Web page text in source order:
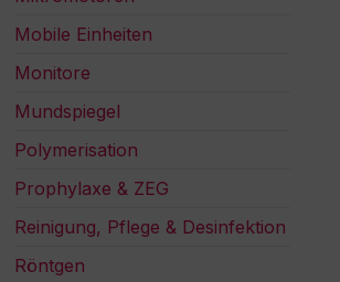
Mobile Einheiten
Monitore
Mundspiegel
Polymerisation
Prophylaxe & ZEG
Reinigung, Pflege & Desinfektion
Röntgen